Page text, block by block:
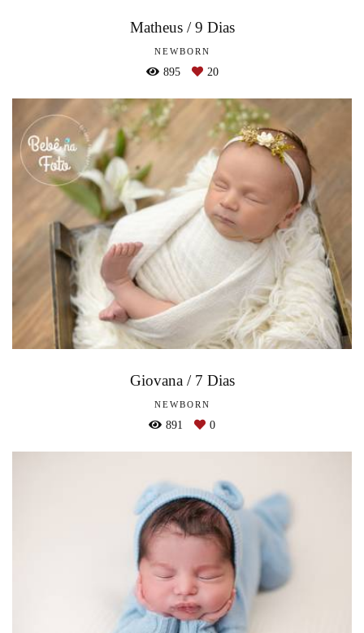
Matheus / 9 Dias
NEWBORN
895 20
Giovana / 7 Dias
NEWBORN
891 0